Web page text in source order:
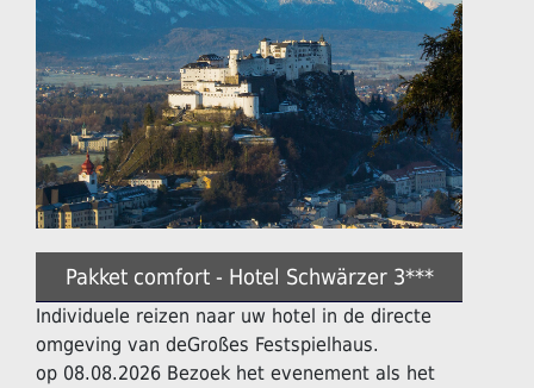
Pakket comfort - Hotel Schwärzer 3***
Individuele reizen naar uw hotel in de directe
omgeving van deGroßes Festspielhaus.
op 08.08.2026 Bezoek het evenement als het